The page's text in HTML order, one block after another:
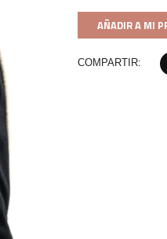
AÑADIR A MI
COMPARTIR: